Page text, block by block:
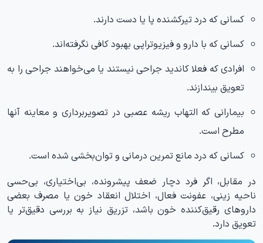
کسانی که درد تیرکشنده پا یا دست دارند.
کسانی که با دارو و فیزیوتراپی بهبود کافی نگرفته‌اند.
افرادی که فعلا کاندید جراحی نیستند یا می‌خواهند جراحی را به
تعویق بیندازند.
بیمارانی که التهاب ریشه عصبی در تصویربرداری و معاینه آنها
مطرح است.
کسانی که درد مانع تمرین درمانی و توان‌بخشی شده است.
در مقابل، اگر فرد دچار ضعف پیشرونده، بی‌اختیاری، بی‌حسی
ناحیه زینی، عفونت فعال، اختلال انعقاد خون یا مصرف بعضی
داروهای رقیق‌کننده خون باشد، تزریق نیاز به بررسی دقیق‌تر یا
تعویق دارد.